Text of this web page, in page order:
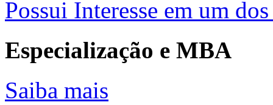
Possui Interesse em um
Especialização e MBA
Saiba mais